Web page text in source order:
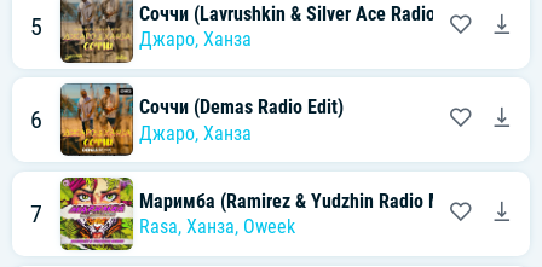
5
Соччи (Lavrushkin & Silver Ace Radio Mix)
Джаро, Ханза
6
Соччи (Demas Radio Edit)
Джаро, Ханза
7
Маримба (Ramirez & Yudzhin Radio Moomba Edit)
Rasa, Ханза, Oweek